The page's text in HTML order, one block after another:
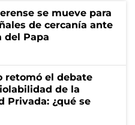
se mueve para
de cercanía ante
del Papa
retomó el debate
de la
Privada: ¿qué se